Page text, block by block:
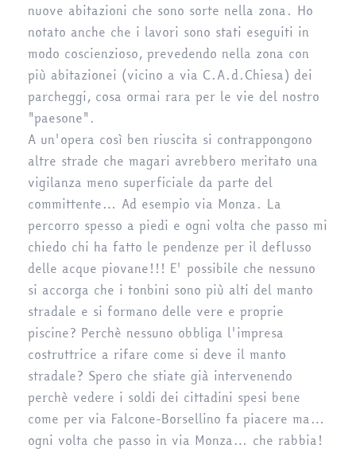
nuove abitazioni che sono sorte nella zona. Ho
notato anche che i lavori sono stati eseguiti in
modo coscienzioso, prevedendo nella zona con
più abitazionei (vicino a via C.A.d.Chiesa) dei
parcheggi, cosa ormai rara per le vie del nostro
"paesone".
A un'opera così ben riuscita si contrappongono
altre strade che magari avrebbero meritato una
vigilanza meno superficiale da parte del
committente… Ad esempio via Monza. La
percorro spesso a piedi e ogni volta che passo mi
chiedo chi ha fatto le pendenze per il deflusso
delle acque piovane!!! E' possibile che nessuno
si accorga che i tonbini sono più alti del manto
stradale e si formano delle vere e proprie
piscine? Perchè nessuno obbliga l'impresa
costruttrice a rifare come si deve il manto
stradale? Spero che stiate già intervenendo
perchè vedere i soldi dei cittadini spesi bene
come per via Falcone-Borsellino fa piacere ma…
ogni volta che passo in via Monza… che rabbia!